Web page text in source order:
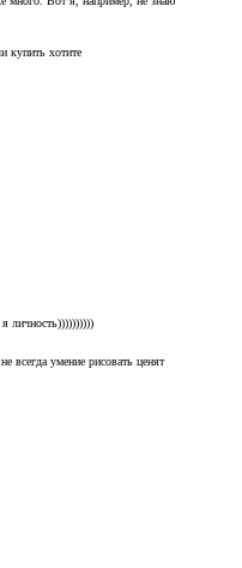
купить хотите
личность))))))))))
всегда умение рисовать ценят